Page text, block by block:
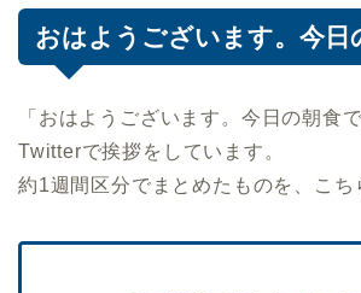
おはようございます。今日
「おはようございます。今日の朝食
Twitterで挨拶をしています。
約1週間区分でまとめたものを、こち